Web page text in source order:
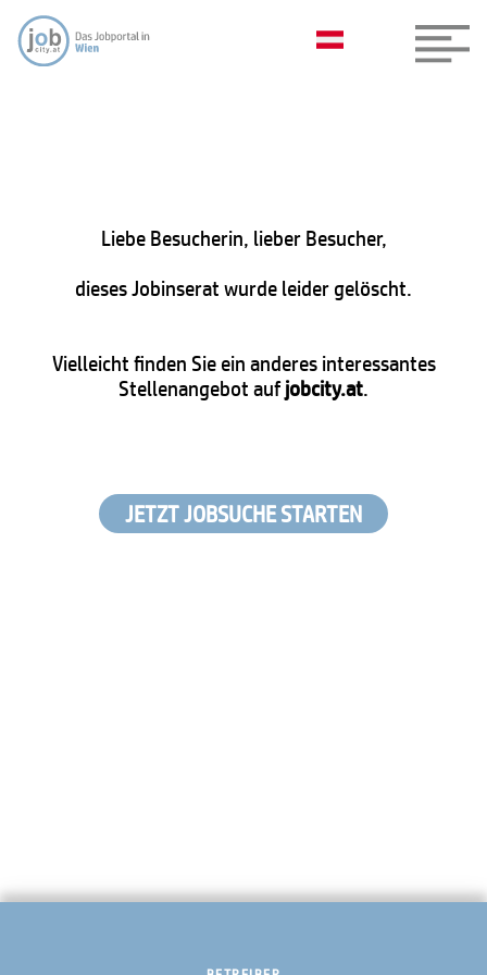
Liebe Besucherin, lieber Besucher,
dieses Jobinserat wurde leider gelöscht.
Vielleicht finden Sie ein anderes interessantes
Stellenangebot aufjobcity.at.
JETZT JOBSUCHE STARTEN